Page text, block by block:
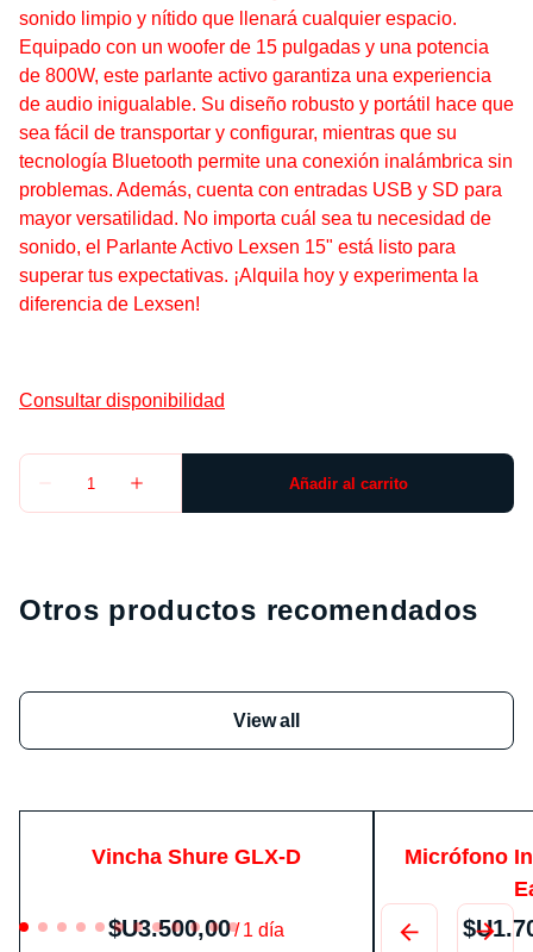
sonido limpio y nítido que llenará cualquier espacio.
Equipado con un woofer de 15 pulgadas y una potencia
de 800W, este parlante activo garantiza una experiencia
de audio inigualable. Su diseño robusto y portátil hace que
sea fácil de transportar y configurar, mientras que su
tecnología Bluetooth permite una conexión inalámbrica sin
problemas. Además, cuenta con entradas USB y SD para
mayor versatilidad. No importa cuál sea tu necesidad de
sonido, el Parlante Activo Lexsen 15" está listo para
superar tus expectativas. ¡Alquila hoy y experimenta la
diferencia de Lexsen!
Otros productos recomendados
View all
Vincha Shure GLX-D
/
Micrófono